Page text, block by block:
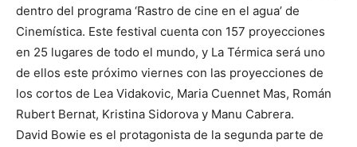
dentro del programa ‘Rastro de cine en el agua’ de
Cinemística. Este festival cuenta con 157 proyecciones
en 25 lugares de todo el mundo, y La Térmica será uno
de ellos este próximo viernes con las proyecciones de
los cortos de Lea Vidakovic, Maria Cuennet Mas, Román
Rubert Bernat, Kristina Sidorova y Manu Cabrera.
David Bowie es el protagonista de la segunda parte de